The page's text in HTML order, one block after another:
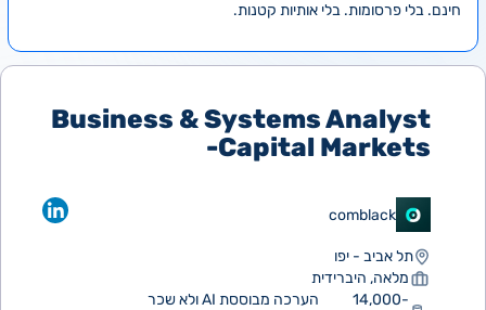
חינם. בלי פרסומות. בלי אותיות קטנות.
Business & Systems Analyst
-Capital Markets
comblack
תל אביב - יפו
מלאה, היברידית
14,000-
הערכה מבוססת AI ולא שכר